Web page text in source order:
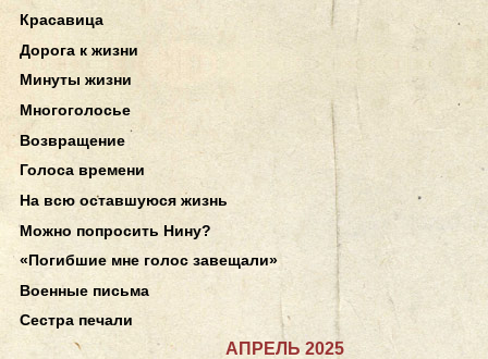
Красавица
Дорога к жизни
Минуты жизни
Многоголосье
Возвращение
Голоса времени
На всю оставшуюся жизнь
Можно попросить Нину?
«Погибшие мне голос завещали»
Военные письма
Сестра печали
АПРЕЛЬ 2025